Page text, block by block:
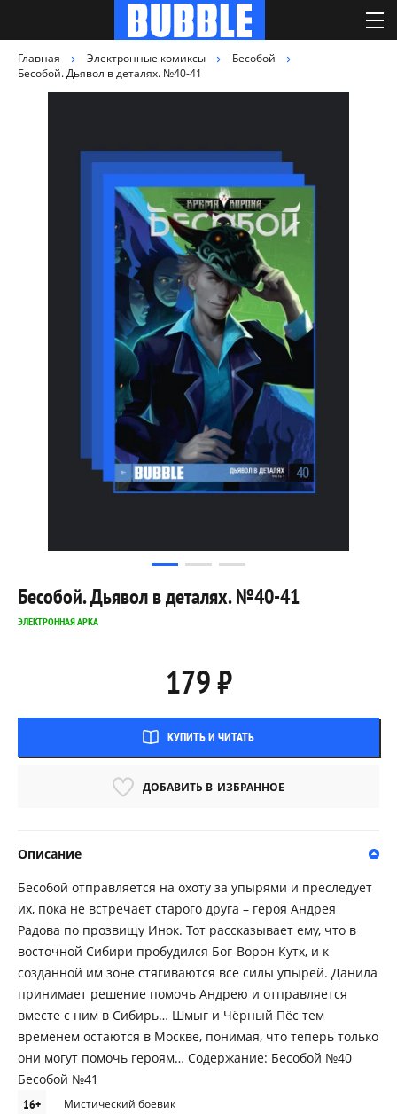
Главная Электронные комиксы
Бесобой
Бесобой. Дьявол в деталях. №40-41
Бесобой. Дьявол в деталях. №40-41
ЭЛЕКТРОННАЯ АРКА
179 ₽
КУПИТЬ И ЧИТАТЬ
ДОБАВИТЬ В ИЗБРАННОЕ
Описание
Бесобой отправляется на охоту за упырями и преследует
их, пока не встречает старого друга – героя Андрея
Радова по прозвищу Инок. Тот рассказывает ему, что в
восточной Сибири пробудился Бог-Ворон Кутх, и к
созданной им зоне стягиваются все силы упырей. Данила
принимает решение помочь Андрею и отправляется
вместе с ним в Сибирь… Шмыг и Чёрный Пёс тем
временем остаются в Москве, понимая, что теперь только
они могут помочь героям… Содержание: Бесобой №40
Бесобой №41
16+ Мистический боевик